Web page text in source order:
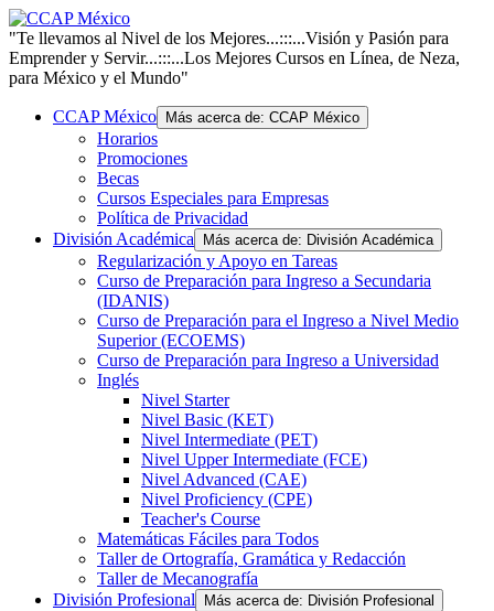
"Te llevamos al Nivel de los Mejores...:::...Visión y Pasión para
Emprender y Servir...:::...Los Mejores Cursos en Línea, de Neza,
para México y el Mundo"
CCAP México Más acerca de: CCAP México
Horarios
Promociones
Becas
Cursos Especiales para Empresas
Política de Privacidad
División Académica
Más acerca de: División Académica
Regularización y Apoyo en Tareas
Curso de Preparación para Ingreso a Secundaria
(IDANIS)
Curso de Preparación para el Ingreso a Nivel Medio
Superior (ECOEMS)
Curso de Preparación para Ingreso a Universidad
Inglés
Nivel Starter
Nivel Basic (KET)
Nivel Intermediate (PET)
Nivel Upper Intermediate (FCE)
Nivel Advanced (CAE)
Nivel Proficiency (CPE)
Teacher's Course
Matemáticas Fáciles para Todos
Taller de Ortografía, Gramática y Redacción
Taller de Mecanografía
División Profesional
Más acerca de: División Profesional